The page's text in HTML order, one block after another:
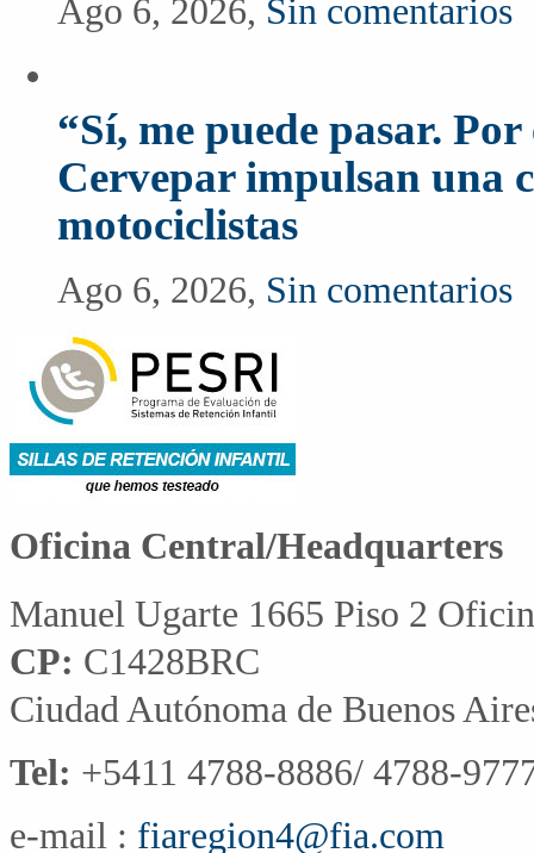
Ago 6, 2026, Sin comentarios
“Sí, me puede pasar.
Cervepar impulsan una
motociclistas
Ago 6, 2026, Sin comentarios
Oficina Central/Headquarters
Manuel Ugarte 1665 Piso 2
CP: C1428BRC
Ciudad Autónoma de Buenos
Tel: +5411 4788-8886/ 4788-
e-mail : fiaregion4@fia.com